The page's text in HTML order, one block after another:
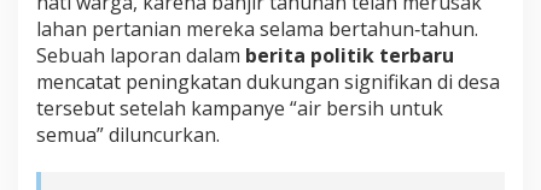
lahan pertanian mereka selama bertahun‑tahun.
Sebuah laporan dalam berita politik terbaru
mencatat peningkatan dukungan signifikan di desa
tersebut setelah kampanye “air bersih untuk
semua” diluncurkan.